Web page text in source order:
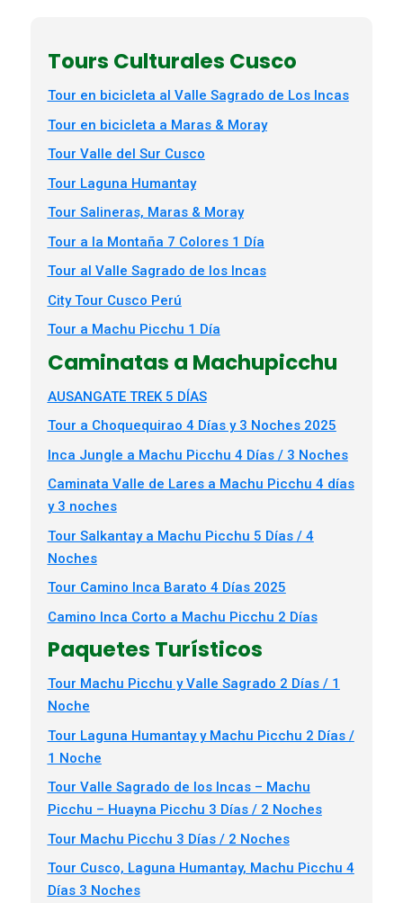
Tours Culturales Cusco
Tour en bicicleta al Valle Sagrado de Los Incas
Tour en bicicleta a Maras & Moray
Tour Valle del Sur Cusco
Tour Laguna Humantay
Tour Salineras, Maras & Moray
Tour a la Montaña 7 Colores 1 Día
Tour al Valle Sagrado de los Incas
City Tour Cusco Perú
Tour a Machu Picchu 1 Día
Caminatas a Machupicchu
AUSANGATE TREK 5 DÍAS
Tour a Choquequirao 4 Días y 3 Noches 2025
Inca Jungle a Machu Picchu 4 Días / 3 Noches
Caminata Valle de Lares a Machu Picchu 4 días
y 3 noches
Tour Salkantay a Machu Picchu 5 Días / 4
Noches
Tour Camino Inca Barato 4 Días 2025
Camino Inca Corto a Machu Picchu 2 Días
Paquetes Turísticos
Tour Machu Picchu y Valle Sagrado 2 Días / 1
Noche
Tour Laguna Humantay y Machu Picchu 2 Días /
1 Noche
Tour Valle Sagrado de los Incas – Machu
Picchu – Huayna Picchu 3 Días / 2 Noches
Tour Machu Picchu 3 Días / 2 Noches
Tour Cusco, Laguna Humantay, Machu Picchu 4
Días 3 Noches